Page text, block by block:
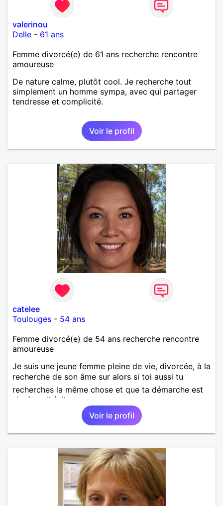
valerinou
Delle - 61 ans
Femme divorcé(e) de 61 ans recherche rencontre
amoureuse
De nature calme, plutôt cool. Je recherche tout
simplement un homme sympa, avec qui partager
tendresse et complicité.
Voir le profil
catelee
Toulouges - 54 ans
Femme divorcé(e) de 54 ans recherche rencontre
amoureuse
Je suis une jeune femme pleine de vie, divorcée, à la
recherche de son âme sur alors si toi aussi tu
recherches la même chose et que ta démarche est
sincère n'hésite pas.
Voir le profil